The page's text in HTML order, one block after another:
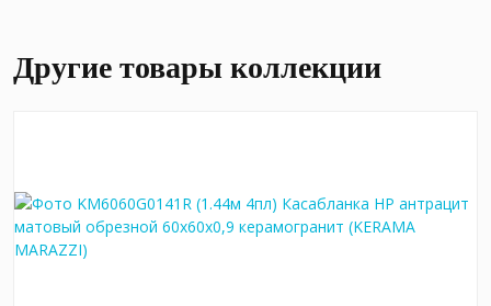
Другие товары коллекции